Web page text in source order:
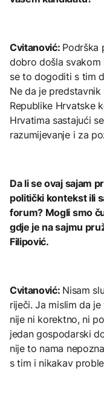
Cvitanović: Podrška
dobro došla svakom
se to dogoditi s tim
Ne da je
Republike Hrvatske
Hrvatima sastajući
razumijevanje i za
Da li se ovaj sajam
politički kontekst ili
forum? Mogli smo
gdje je na sajmu
Filipović.
Cvitanović: Nisam
riječi. Ja mislim da
nije ni korektno, ni
jedan gospodarski
nije to nama
s tim i nikakav